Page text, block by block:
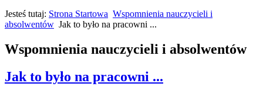
Jesteś tutaj: Strona Startowa Wspomnienia nauczycieli i
absolwentów Jak to było na pracowni ...
Wspomnienia nauczycieli i absolwentów
Jak to było na pracowni ...